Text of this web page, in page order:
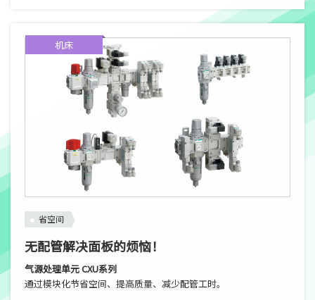
机床
省空间
无配管解决面板的烦恼！
气源处理单元 CXU系列
通过模块化节省空间、提高质量、减少配管工时。